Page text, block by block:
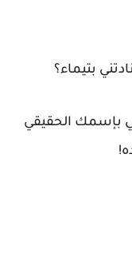
بتيماء؟
بإسمك الحقيقي